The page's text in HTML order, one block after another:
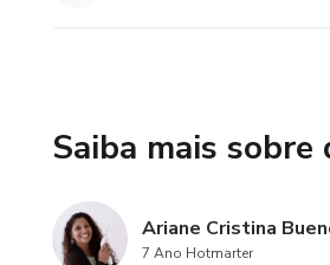
Saiba mais
Ariane Cristina
7 Ano Hotmarter